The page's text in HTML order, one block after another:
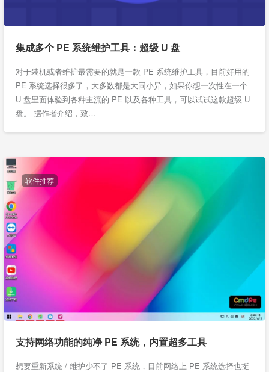
集成多个 PE 系统维护工具：超级 U 盘
对于装机或者维护最需要的就是一款 PE 系统维护工具，目前好用的
PE 系统选择很多了，大多数都是大同小异，如果你想一次性在一个
U 盘里面体验到各种主流的 PE 以及各种工具，可以试试这款超级 U
盘。 据作者介绍，致…
软件推荐
支持网络功能的纯净 PE 系统，内置超多工具
想要重新系统 / 维护少不了 PE 系统，目前网络上 PE 系统选择也挺